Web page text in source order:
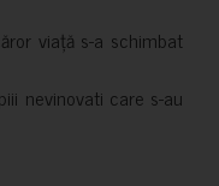
viață s-a schimbat
nevinovati care s-au